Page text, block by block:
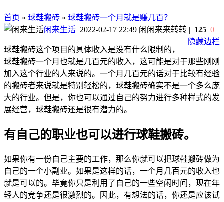
首页 » 球鞋搬砖 » 球鞋搬砖一个月就是赚几百？
闲来生活 2022-02-17 22:49 闲闲来来转转
|
隐藏边栏
| 125 0
球鞋搬砖这个项目的具体收入是没有什么限制的，
球鞋搬砖一个月也就是几百元的收入，这可能是对于那些刚刚
加入这个行业的人来说的。一个月几百元的话对于比较有经验
的搬砖者来说就是特别轻松的，球鞋搬砖确实不是一个多么庞
大的行业。但是，你也可以通过自己的努力进行多种样式的发
展经营，球鞋搬砖还是很有潜力的。
有自己的职业也可以进行球鞋搬砖。
如果你有一份自己主要的工作，那么你就可以把球鞋搬砖做为
自己的一个小副业。如果是这样的话，一个月几百元的收入也
就是可以的。毕竟你只是利用了自己的一些空闲时间，现在年
轻人的竞争还是很激烈的。因此，有想法的话，你还是应该试